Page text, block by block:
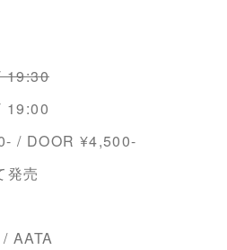
19:30
19:00
/ DOOR ¥4,500-
発売
/ AATA